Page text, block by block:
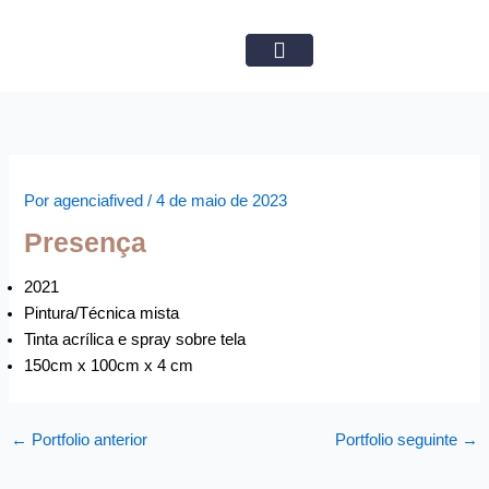
Poragenciafived/4 de maio de 2023
Presença
2021
Pintura/Técnica mista
Tinta acrílica e spray sobre tela
150cm x 100cm x 4 cm
← Portfolio anterior Portfolio seguinte →